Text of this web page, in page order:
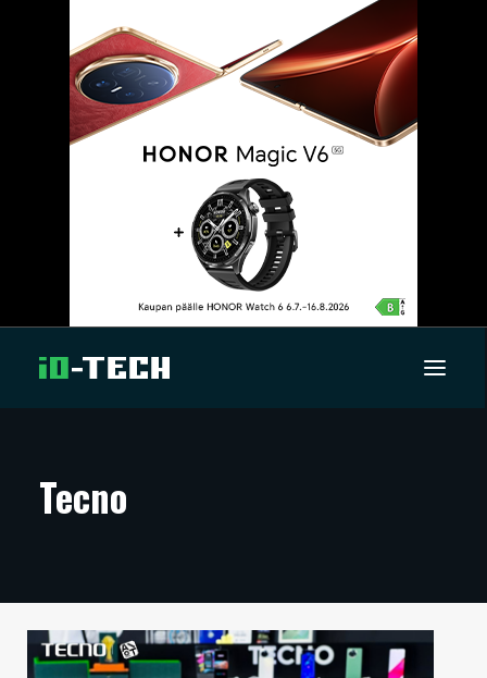
ARTIKKELIT
TECHBBS
TIETOA
Tecno